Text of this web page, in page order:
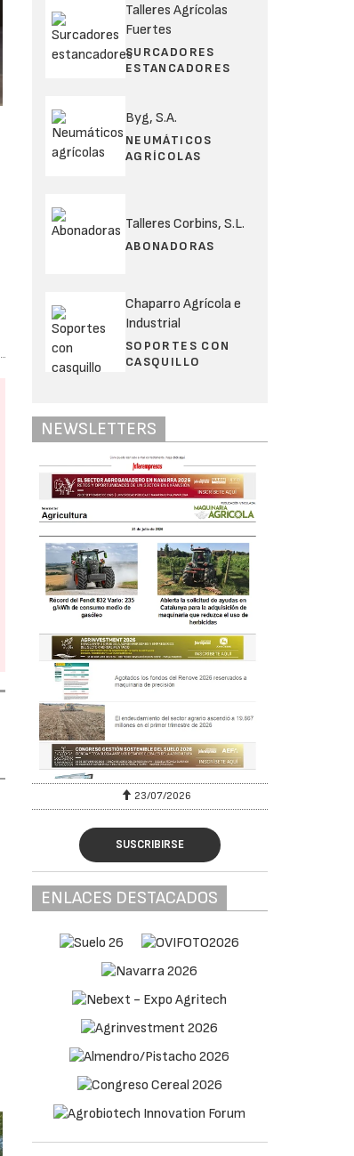
Talleres Agrícolas
Fuertes
SURCADORES
ESTANCADORES
Byg, S.A.
NEUMÁTICOS
AGRÍCOLAS
Talleres Corbins, S.L.
ABONADORAS
Chaparro Agrícola e
Industrial
SOPORTES CON
CASQUILLO
NEWSLETTERS
23/07/2026
SUSCRIBIRSE
ENLACES DESTACADOS